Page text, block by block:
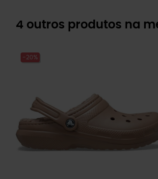
4 outros produtos na
-20%